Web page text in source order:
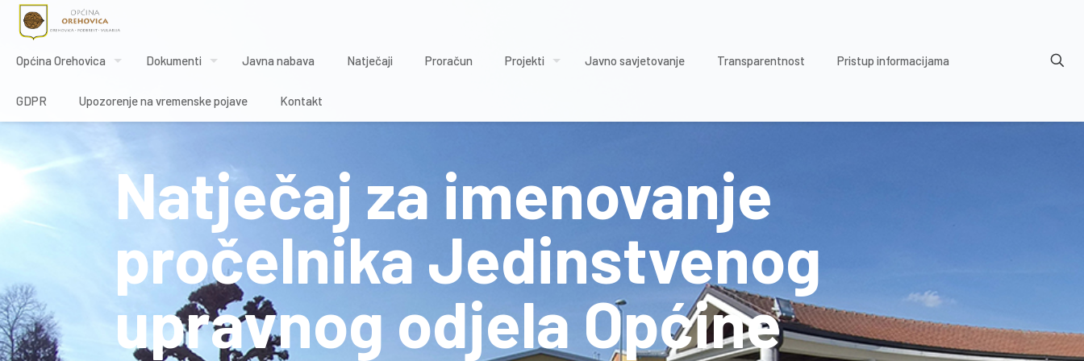
Općina Orehovica Dokumenti Javna nabava Natječaji Proračun Projekti Javno savjetovanje Transparentnost Pristup informacijama
GDPR Upozorenje na vremenske pojave Kontakt
Natječaj za imenovanje
pročelnika Jedinstvenog
upravnog odjela Općine